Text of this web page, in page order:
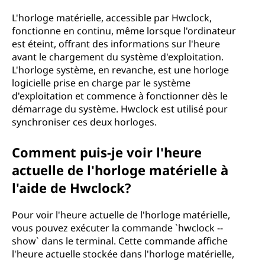
L'horloge matérielle, accessible par Hwclock,
fonctionne en continu, même lorsque l'ordinateur
est éteint, offrant des informations sur l'heure
avant le chargement du système d'exploitation.
L'horloge système, en revanche, est une horloge
logicielle prise en charge par le système
d'exploitation et commence à fonctionner dès le
démarrage du système. Hwclock est utilisé pour
synchroniser ces deux horloges.
Comment puis-je voir l'heure
actuelle de l'horloge matérielle à
l'aide de Hwclock?
Pour voir l'heure actuelle de l'horloge matérielle,
vous pouvez exécuter la commande `hwclock --
show` dans le terminal. Cette commande affiche
l'heure actuelle stockée dans l'horloge matérielle,